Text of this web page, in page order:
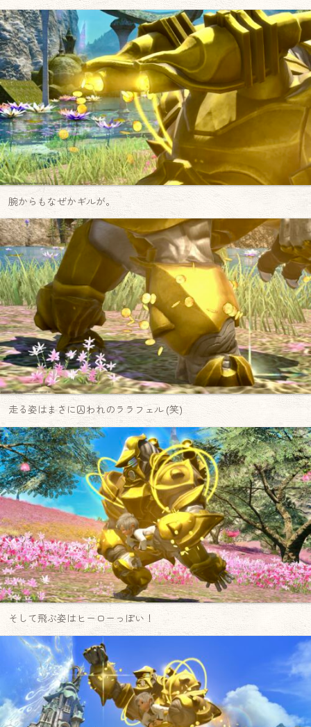
腕からもなぜかギルが。
走る姿はまさに囚われのララフェル (笑)
そして飛ぶ姿はヒーローっぽい！